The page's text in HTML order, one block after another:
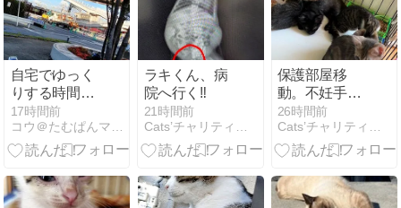
自宅でゆっく
りする時間が
多かったな
17時間前
コウ＠たむぱんマニアのマッタリ日記
ラキくん、病
院へ行く‼️
21時間前
Cats’チャリティー播磨 猫の保護活動＆TNR
保護部屋移
動。不妊手術
に備えて
26時間前
Cats’チャリティー播磨 猫の保護活動＆TNR